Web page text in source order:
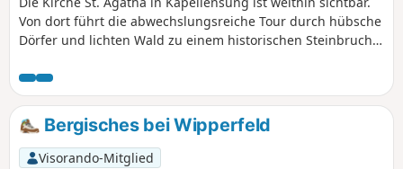
Von dort führt die abwechslungsreiche Tour durch hübsche
Dörfer und lichten Wald zu einem historischen Steinbruch
Hartegasse, erwartet uns ein "special effect": St. Agathens
Turm scheint aus der Wiese emporzuwachsen.
Bergisches bei Wipperfeld
Visorando-Mitglied